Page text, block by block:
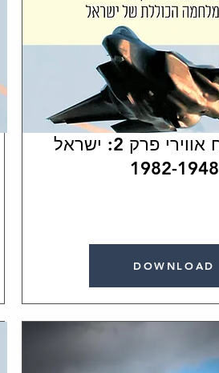
הפעלת כוח אווירי פרק 2: ישראל
1982-1948
DOWNLOAD